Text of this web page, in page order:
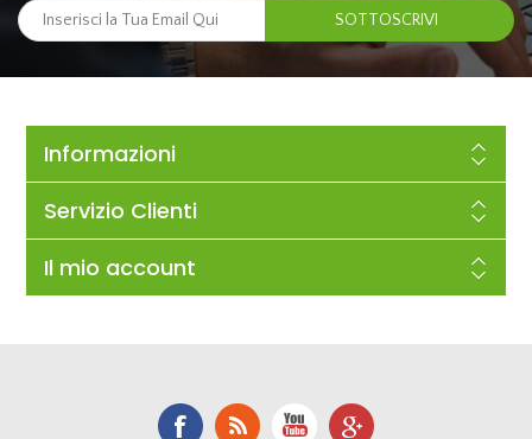
Informazioni
Servizio Clienti
Il mio account